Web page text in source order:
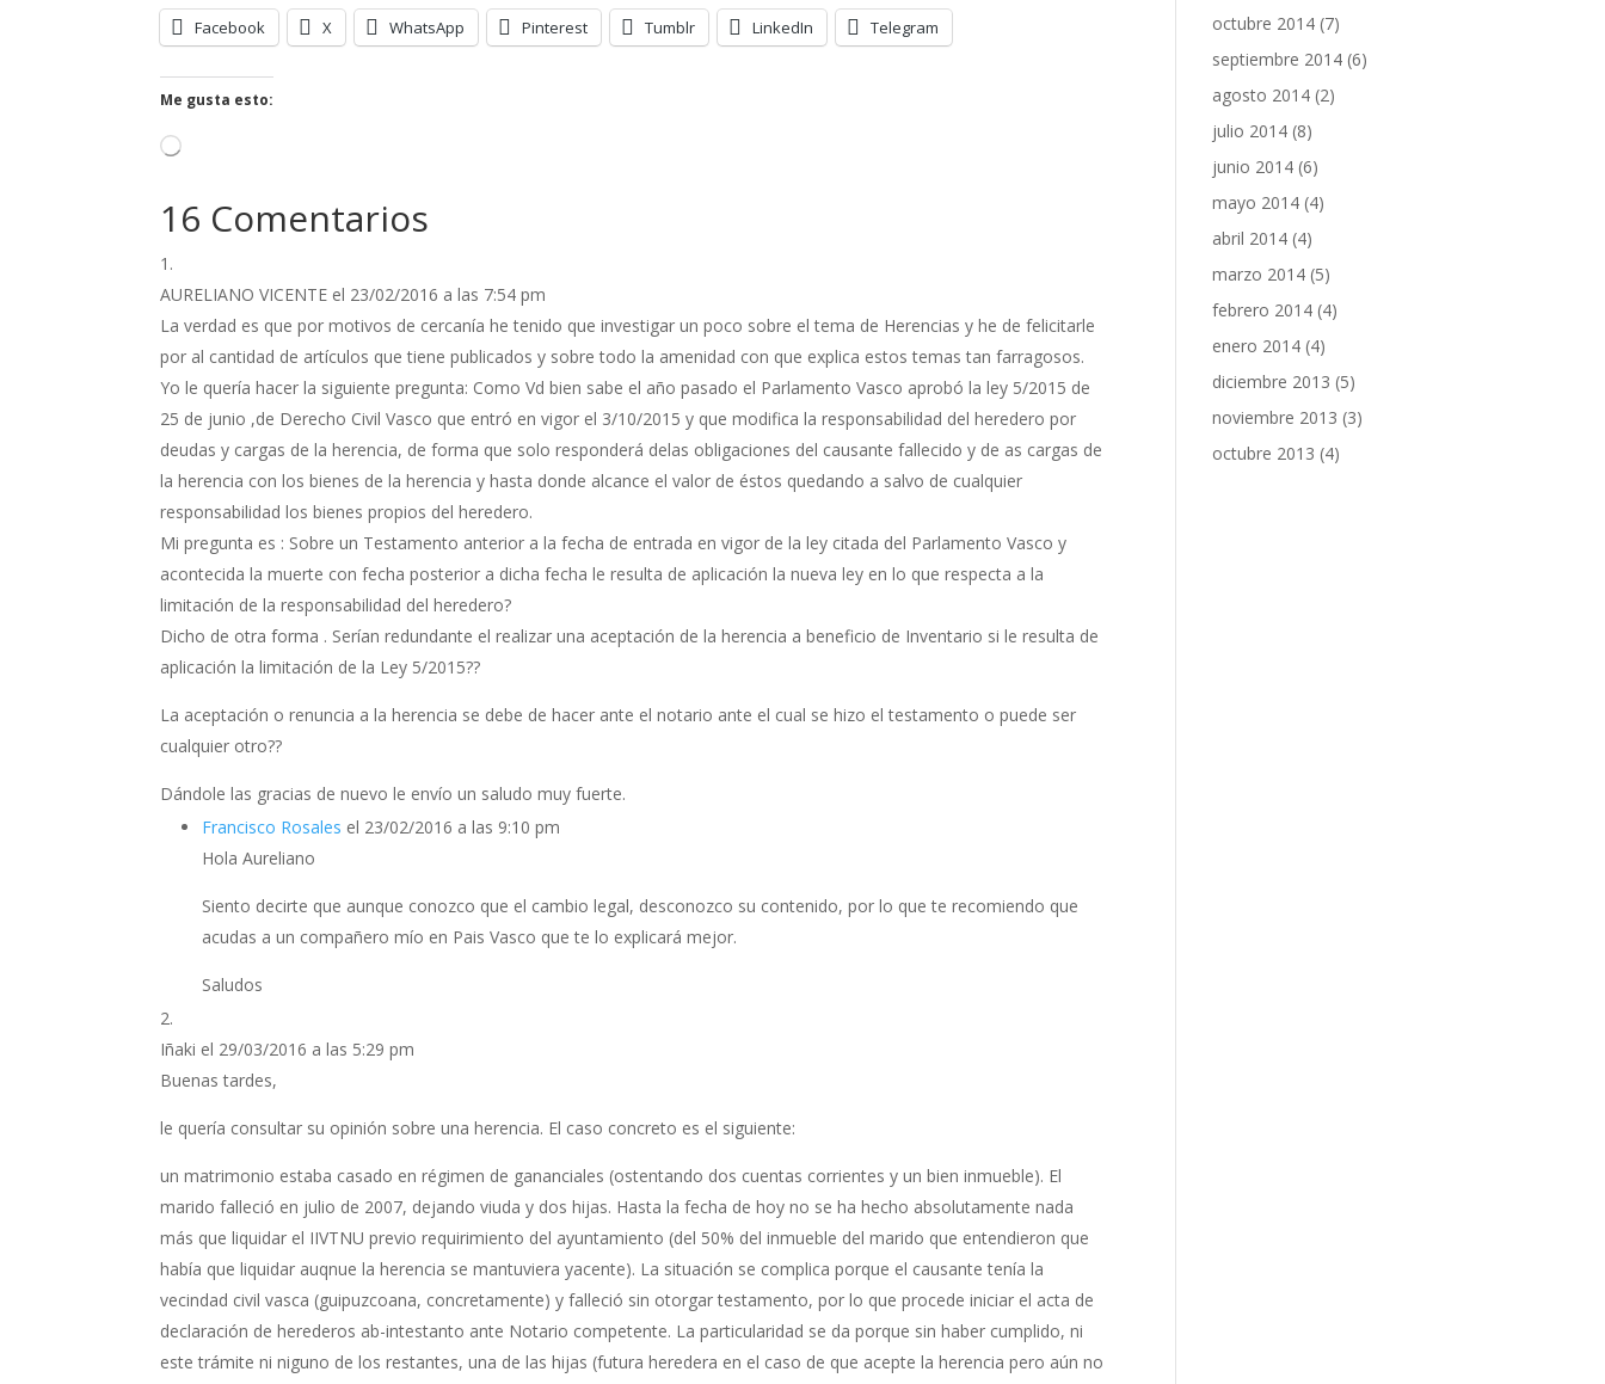
Facebook X WhatsApp Pinterest Tumblr LinkedIn Telegram
Me gusta esto:
Cargando...
16 Comentarios
AURELIANO VICENTE el 23/02/2016 a las 7:54 pm
La verdad es que por motivos de cercanía he tenido que investigar un poco sobre el tema de Herencias y he de felicitarle
por al cantidad de artículos que tiene publicados y sobre todo la amenidad con que explica estos temas tan farragosos.
Yo le quería hacer la siguiente pregunta: Como Vd bien sabe el año pasado el Parlamento Vasco aprobó la ley 5/2015 de
25 de junio ,de Derecho Civil Vasco que entró en vigor el 3/10/2015 y que modifica la responsabilidad del heredero por
deudas y cargas de la herencia, de forma que solo responderá delas obligaciones del causante fallecido y de as cargas de
la herencia con los bienes de la herencia y hasta donde alcance el valor de éstos quedando a salvo de cualquier
responsabilidad los bienes propios del heredero.
Mi pregunta es : Sobre un Testamento anterior a la fecha de entrada en vigor de la ley citada del Parlamento Vasco y
acontecida la muerte con fecha posterior a dicha fecha le resulta de aplicación la nueva ley en lo que respecta a la
limitación de la responsabilidad del heredero?
Dicho de otra forma . Serían redundante el realizar una aceptación de la herencia a beneficio de Inventario si le resulta de
aplicación la limitación de la Ley 5/2015??
La aceptación o renuncia a la herencia se debe de hacer ante el notario ante el cual se hizo el testamento o puede ser
cualquier otro??
Dándole las gracias de nuevo le envío un saludo muy fuerte.
Francisco Rosales el 23/02/2016 a las 9:10 pm
Hola Aureliano
Siento decirte que aunque conozco que el cambio legal, desconozco su contenido, por lo que te recomiendo que
acudas a un compañero mío en Pais Vasco que te lo explicará mejor.
Saludos
Iñaki el 29/03/2016 a las 5:29 pm
Buenas tardes,
le quería consultar su opinión sobre una herencia. El caso concreto es el siguiente:
un matrimonio estaba casado en régimen de gananciales (ostentando dos cuentas corrientes y un bien inmueble). El
marido falleció en julio de 2007, dejando viuda y dos hijas. Hasta la fecha de hoy no se ha hecho absolutamente nada
más que liquidar el IIVTNU previo requirimiento del ayuntamiento (del 50% del inmueble del marido que entendieron que
había que liquidar auqnue la herencia se mantuviera yacente). La situación se complica porque el causante tenía la
vecindad civil vasca (guipuzcoana, concretamente) y falleció sin otorgar testamento, por lo que procede iniciar el acta de
declaración de herederos ab-intestanto ante Notario competente. La particularidad se da porque sin haber cumplido, ni
este trámite ni niguno de los restantes, una de las hijas (futura heredera en el caso de que acepte la herencia pero aún no
octubre 2014 (7)
septiembre 2014 (6)
agosto 2014 (2)
julio 2014 (8)
junio 2014 (6)
mayo 2014 (4)
abril 2014 (4)
marzo 2014 (5)
febrero 2014 (4)
enero 2014 (4)
diciembre 2013 (5)
noviembre 2013 (3)
octubre 2013 (4)